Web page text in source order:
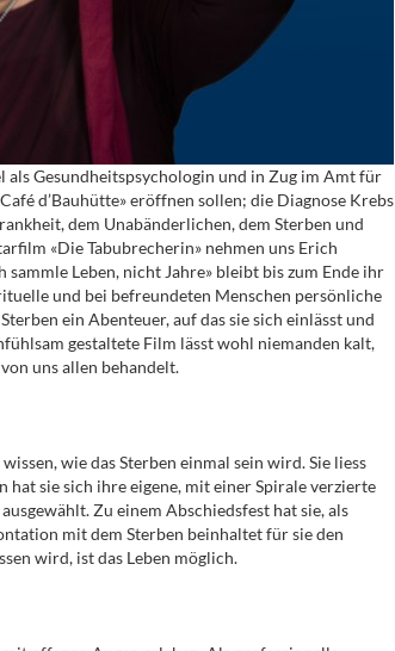
Gesundheitspsychologin und in Zug im Amt für
d’Bauhütte» eröffnen sollen; die Diagnose Krebs
dem Unabänderlichen, dem Sterben und
«Die Tabubrecherin» nehmen uns Erich
sammle Leben, nicht Jahre» bleibt bis zum Ende ihr
und bei befreundeten Menschen persönliche
ein Abenteuer, auf das sie sich einlässt und
gestaltete Film lässt wohl niemanden kalt,
uns allen behandelt.
wie das Sterben einmal sein wird. Sie liess
sie sich ihre eigene, mit einer Spirale verzierte
Zu einem Abschiedsfest hat sie, als
mit dem Sterben beinhaltet für sie den
wird, ist das Leben möglich.